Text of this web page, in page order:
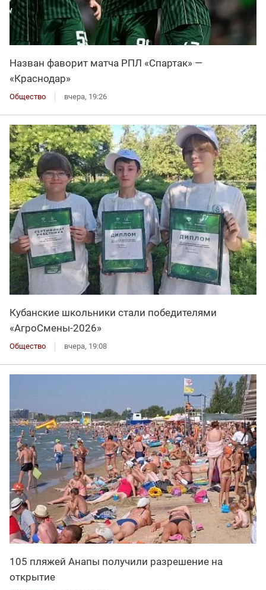
Назван фаворит матча РПЛ «Спартак» —
«Краснодар»
Общество вчера, 19:26
Кубанские школьники стали победителями
«АгроСмены-2026»
Общество вчера, 19:08
105 пляжей Анапы получили разрешение на
открытие